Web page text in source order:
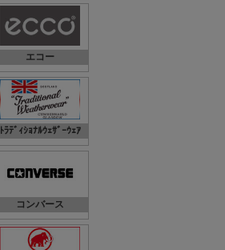
エコー
ﾄﾗﾃﾞｨｼｮﾅﾙｳｪｻﾞｰｳｪｱ
コンバース